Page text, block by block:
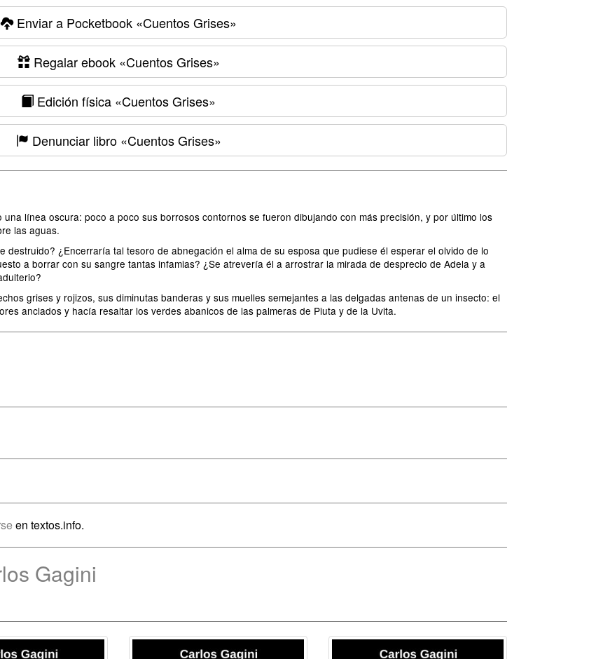
Enviar a Pocketbook«Cuentos Grises»
Regalar ebook«Cuentos Grises»
Edición física «Cuentos Grises»
Denunciar libro«Cuentos Grises»
línea oscura: poco a poco sus borrosos contornos se fueron dibujando con más precisión, y por último los
las aguas.
¿Encerraría tal tesoro de abnegación el alma de su esposa que pudiese él esperar el olvido de lo
a borrar con su sangre tantas infamias? ¿Se atrevería él a arrostrar la mirada de desprecio de Adela y a
grises y rojizos, sus diminutas banderas y sus muelles semejantes a las delgadas antenas de un insecto: el
anclados y hacía resaltar los verdes abanicos de las palmeras de Piuta y de la Uvita.
en textos.info.
Gagini